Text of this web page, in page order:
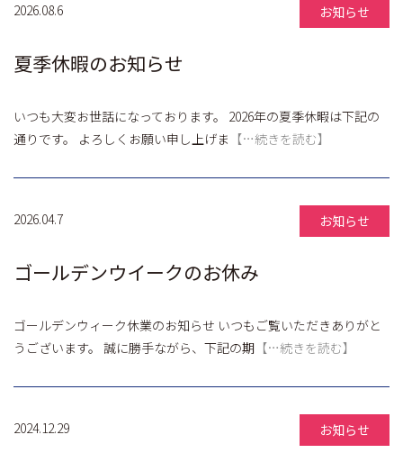
2026.08.6 お知らせ
夏季休暇のお知らせ
いつも大変お世話になっております。 2026年の夏季休暇は下記の
通りです。 よろしくお願い申し上げま 【…続きを読む】
2026.04.7 お知らせ
ゴールデンウイークのお休み
ゴールデンウィーク休業のお知らせ いつもご覧いただきありがと
うございます。 誠に勝手ながら、下記の期 【…続きを読む】
2024.12.29 お知らせ